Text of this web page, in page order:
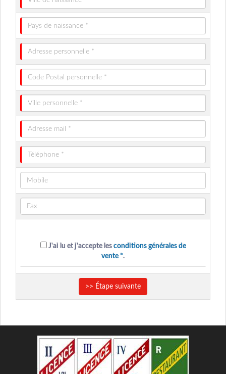
J'ai lu et j'accepte les conditions générales de
vente *.
>> Étape suivante